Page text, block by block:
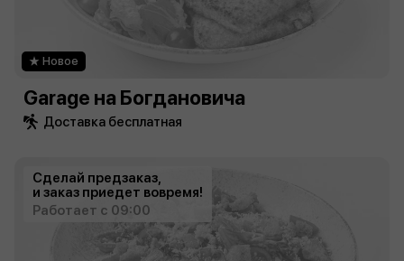
Новое
Garage на Богдановича
Доставка бесплатная
Сделай предзаказ,
и заказ приедет вовремя!
Работает с 09:00